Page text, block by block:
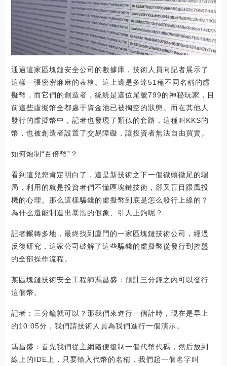
通過這家區塊鏈安全公司的數據庫，技術人員向記者展示了
這樣一張密密麻麻的表格。這上邊是多達51種不同名稱的虛
擬幣，而它們的創造者，統統是這位尾號799的神秘玩家，目
前這些虛擬幣全都處于資金池已被掏空的狀態。而在其他人
發行的虛擬幣中，記者也發現了類似的套路，這種叫KKS的
幣，也被創造者設置了交易障礙，讓投資者無法自由買賣。
如何炮制“百倍幣”？
看到這兒您肯定明白了，這是新技術之下一個徹頭徹尾的騙
局，利用的就是投資者們不懂區塊鏈技術，卻又盲目跟風投
機的心理。那么這樣騙錢的虛擬幣到底是怎么發行上線的？
為什么還能制造出暴漲的假象、引人上鉤呢？
記者輾轉多地，最終找到廈門的一家區塊鏈技術公司，經過
反復研究，這家公司破解了這些騙錢的虛擬幣從發行到控盤
的全部操作流程。
某區塊鏈技術安全工程師馮昌盛：預計三分鐘之內可以發行
這個幣。
記者：三分鐘就可以？那我們來進行一個計時，現在是早上
的10:05分，我們請技術人員為我們進行一個演示。
馮昌盛：首先我們從主網隨便復制一個代幣代碼，然后放到
線上的IDE上，只要輸入代幣的名稱，我們起一個名字叫